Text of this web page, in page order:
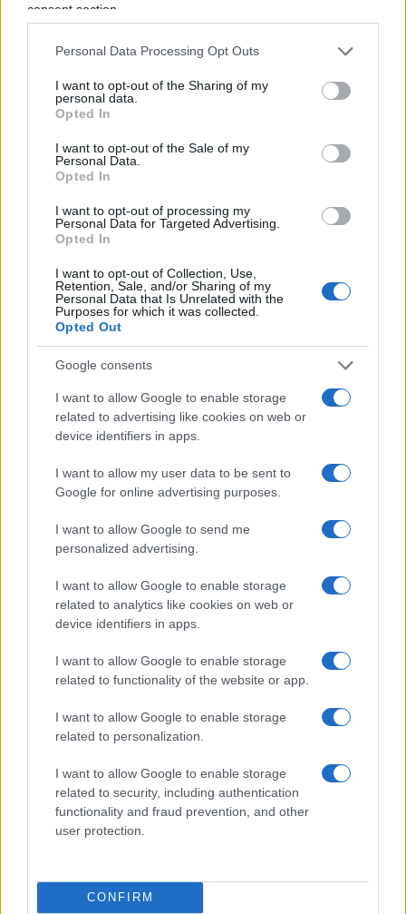
consent section.
Personal Data Processing Opt Outs
I want to opt-out of the Sharing of my
personal data.
Opted In
I want to opt-out of the Sale of my
Personal Data.
Opted In
I want to opt-out of processing my
Personal Data for Targeted Advertising.
Opted In
I want to opt-out of Collection, Use,
Retention, Sale, and/or Sharing of my
Personal Data that Is Unrelated with the
Purposes for which it was collected.
Opted Out
Google consents
I want to allow Google to enable storage
related to advertising like cookies on web or
device identifiers in apps.
I want to allow my user data to be sent to
Google for online advertising purposes.
I want to allow Google to send me
personalized advertising.
I want to allow Google to enable storage
related to analytics like cookies on web or
device identifiers in apps.
I want to allow Google to enable storage
related to functionality of the website or app.
I want to allow Google to enable storage
related to personalization.
I want to allow Google to enable storage
related to security, including authentication
functionality and fraud prevention, and other
user protection.
CONFIRM
Palermo e tutta la Sardegna in
stand by
Peraltro il metodo delle nomine a rate potrebbe
celare non pochi trabocchetti e non a caso
viceministro Edoardo Rixi , solo poche settimane
fa, si era detto intenzionato a procedere con una
nomina in blocco dell’intera lista di presidenti, al
fine di evitare patteggiamenti, ripensamenti e
trattative dell’ultima ora anche in seno alla
maggioranza.
Ma non è andata così.Voci di corridoio danno
ora per certa la nomina di altri cinque
presidenti all’inizio della prossima settimana,
forse già lunedi’ con un contemporaneo
ennesimo rinvio per le isole:non si capisce
bene sulla base di quale logica, ma il principale
sistema portuale siciliano, quello che fa perno sul
porto di Palermo e che sin dall’inizio sembrava
rispetto alla gestione di Pasqualino Monti,
insieme con tutti i porti sardi rientranti sotto la
competenza di un’unica autorità portuale insulare
potrebbero essere costretti a un’ulteriore attesa.
In Italia spesso attesa e sinonimo di sorprese,
frutto di faticosi e talora inconsistenti colloqui da
bar finalizzati non tanto al bene comune del paese
quanto a equilibri o equilibrismi che talora in
sede locale sforano il confine del grottesco.
Leggi anche:
Nuovi presidenti nei porti, ma solo se